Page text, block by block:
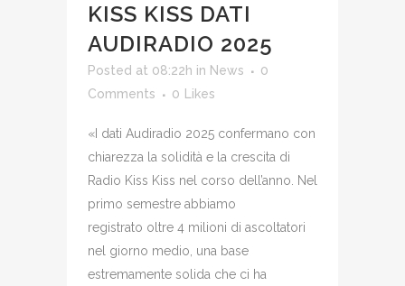
KISS KISS DATI
AUDIRADIO 2025
Posted at 08:22h in News
0
Comments
0 Likes
«I dati Audiradio 2025 confermano con
chiarezza la solidità e la crescita di
Radio Kiss Kiss nel corso dell’anno. Nel
primo semestre abbiamo
registrato oltre 4 milioni di ascoltatori
nel giorno medio, una base
estremamente solida che ci ha